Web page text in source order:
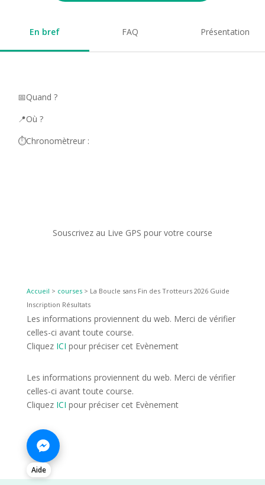
En bref FAQ Présentation
📅Quand ?
📍Où ?
⏱️Chronomètreur :
Souscrivez au Live GPS pour votre course
Accueil > courses> La Boucle sans Fin des Trotteurs 2026 Guide
Inscription Résultats
Les informations proviennent du web. Merci de vérifier
celles-ci avant toute course.
Cliquez ICI pour préciser cet Evènement
Les informations proviennent du web. Merci de vérifier
celles-ci avant toute course.
Cliquez ICI pour préciser cet Evènement
Aide